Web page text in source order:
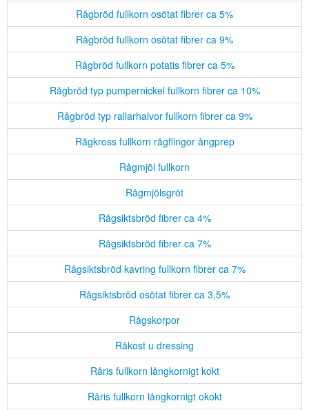
Rågbröd fullkorn osötat fibrer ca 5%
Rågbröd fullkorn osötat fibrer ca 9%
Rågbröd fullkorn potatis fibrer ca 5%
Rågbröd typ pumpernickel fullkorn fibrer ca 10%
Rågbröd typ rallarhalvor fullkorn fibrer ca 9%
Rågkross fullkorn rågflingor ångprep
Rågmjöl fullkorn
Rågmjölsgröt
Rågsiktsbröd fibrer ca 4%
Rågsiktsbröd fibrer ca 7%
Rågsiktsbröd kavring fullkorn fibrer ca 7%
Rågsiktsbröd osötat fibrer ca 3,5%
Rågskorpor
Råkost u dressing
Råris fullkorn långkornigt kokt
Råris fullkorn långkornigt okokt